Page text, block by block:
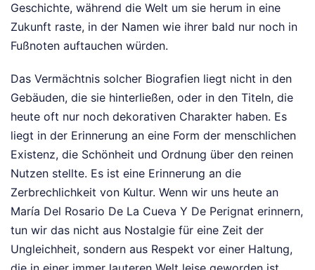
Geschichte, während die Welt um sie herum in eine
Zukunft raste, in der Namen wie ihrer bald nur noch in
Fußnoten auftauchen würden.
Das Vermächtnis solcher Biografien liegt nicht in den
Gebäuden, die sie hinterließen, oder in den Titeln, die
heute oft nur noch dekorativen Charakter haben. Es
liegt in der Erinnerung an eine Form der menschlichen
Existenz, die Schönheit und Ordnung über den reinen
Nutzen stellte. Es ist eine Erinnerung an die
Zerbrechlichkeit von Kultur. Wenn wir uns heute an
María Del Rosario De La Cueva Y De Perignat erinnern,
tun wir das nicht aus Nostalgie für eine Zeit der
Ungleichheit, sondern aus Respekt vor einer Haltung,